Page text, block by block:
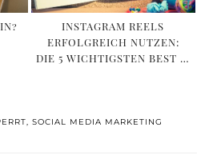
INSTAGRAM REELS
ERFOLGREICH NUTZEN:
DIE 5 WICHTIGSTEN BEST …
SOCIAL MEDIA MARKETING